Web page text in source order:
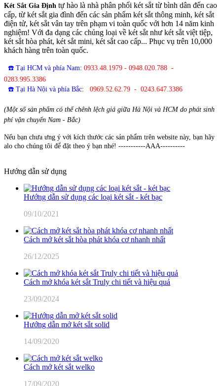
Két Sắt Gia Định tự hào là nhà phân phối két sắt từ bình dân đến cao
cấp, từ két sắt gia đình đến các sản phẩm két sắt thông minh, két sắt
điện tử, két sắt vân tay trên phạm vi toàn quốc với hơn 14 năm kinh
nghiệm! Với đa dạng các chủng loại về két sắt như két sắt việt tiệp,
két sắt hòa phát, két sắt mini, két sắt cao cấp... Phục vụ trên 10,000
khách hàng trên toàn quốc.
☎️ Tại HCM và phía Nam: 0933.48.1979 - 0948.020.788 -
0283.995.3386
☎️ Tại Hà Nội và phía Bắc: 0969.52.62.79 - 0243.647.3386
(Một số sản phẩm có thể chênh lệch giá giữa Hà Nội và HCM do phát sinh
phí vận chuyển Nam - Bắc)
Nếu bạn chưa ưng ý với kích thước các sản phẩm trên website này, bạn hãy
alo cho chúng tôi để đặt theo ý bạn nhé! -----------AAA----------
Hướng dẫn sử dụng
Hướng dẫn sử dụng các loại két sắt - két bạc
09/10/2021
Cách mở két sắt hòa phát khóa cơ nhanh nhất
26/12/2025
Cách mở khóa két sắt Truly chi tiết và hiệu quả
23/09/2024
Hướng dẫn mở két sắt solid
14/09/2020
Cách mở két sắt welko
17/09/2020